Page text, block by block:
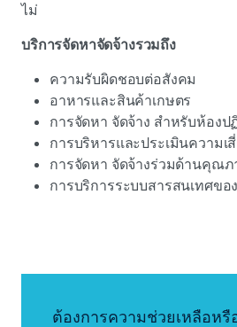
ไม่
บริการจัดหาจัดจ้างรวมถึง
ความรับผิดชอบต่อสังคม
อาหารและสินค้าเกษตร
การจัดหา จัดจ้าง สำหรับห้อง
การบริหารและประเมินความ
การจัดหา จัดจ้างร่วมด้านคุณภ
การบริการระบบสารสนเทศขอ
ต้องการความช่วยเหลือหรื